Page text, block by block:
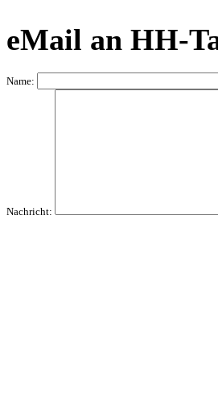
eMail an HH-
Name:
Nachricht: